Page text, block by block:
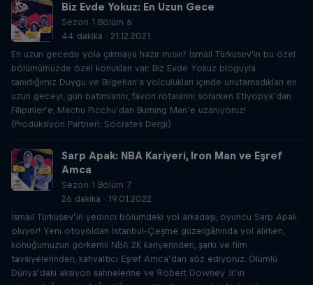
Biz Evde Yokuz: En Uzun Gece
Sezon 1 Bölüm 6
44 dakika · 21.12.2021
En uzun gecede yola çıkmaya hazır mısın? İsmail Türküsev'in bu özel
bölümümüzde özel konukları var: Biz Evde Yokuz bloguyla
tanıdığımız Duygu ve Bilgehan'a yolculukları içinde unutamadıkları en
uzun geceyi, gün batımlarını, favori rotalarını sorarken Etiyopya’dan
Filipinler’e, Machu Picchu’dan Burning Man’e uzanıyoruz!
(Prodüksiyon Partneri: Socrates Dergi)
Sarp Apak: NBA Kariyeri, Iron Man ve Eşref
Amca
Sezon 1 Bölüm 7
26 dakika · 19.01.2022
İsmail Türküsev’in yedinci bölümdeki yol arkadaşı, oyuncu Sarp Apak
oluyor! Yeni otoyoldan İstanbul-Çeşme güzergâhında yol alırken,
konuğumuzun görkemli NBA 2K kariyerinden, şarkı ve film
tavsiyelerinden, kahvaltıcı Eşref Amca’dan söz ediyoruz. Ölümlü
Dünya’daki aksiyon sahnelerine ve Robert Downey Jr.’ın